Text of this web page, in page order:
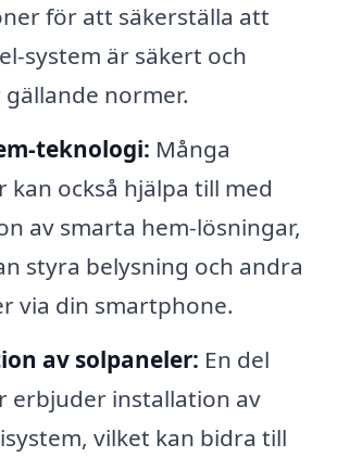
för att säkerställa att
system är säkert och
normer.
teknologi: Många
kan också hjälpa till med
av smarta hem-lösningar,
styra belysning och andra
via din smartphone.
av solpaneler: En del
erbjuder installation av
vilket kan bidra till